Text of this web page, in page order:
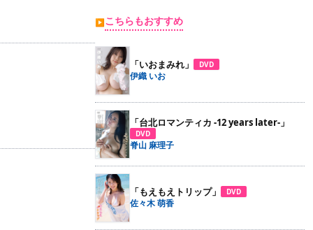
▶こちらもおすすめ
「いおまみれ」 DVD
伊織 いお
「台北ロマンティカ -12 years later-」
DVD
脊山 麻理子
「もえもえトリップ」 DVD
佐々木 萌香